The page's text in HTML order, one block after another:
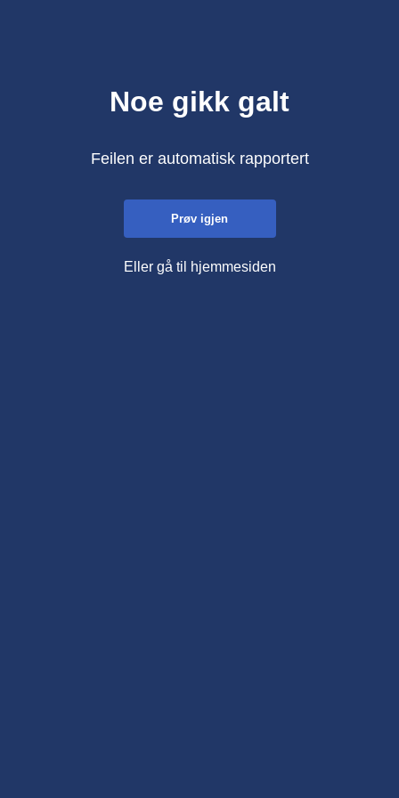
Noe gikk galt
Feilen er automatisk rapportert
Prøv igjen
Eller gå til hjemmesiden